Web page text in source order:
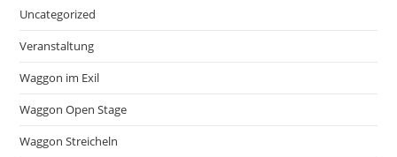
Uncategorized
Veranstaltung
Waggon im Exil
Waggon Open Stage
Waggon Streicheln